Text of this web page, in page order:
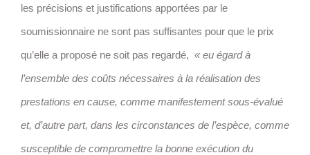
les précisions et justifications apportées par le
soumissionnaire ne sont pas suffisantes pour que le prix
qu’elle a proposé ne soit pas regardé, « eu égard à
l’ensemble des coûts nécessaires à la réalisation des
prestations en cause, comme manifestement sous-évalué
et, d’autre part, dans les circonstances de l’espèce, comme
susceptible de compromettre la bonne exécution du